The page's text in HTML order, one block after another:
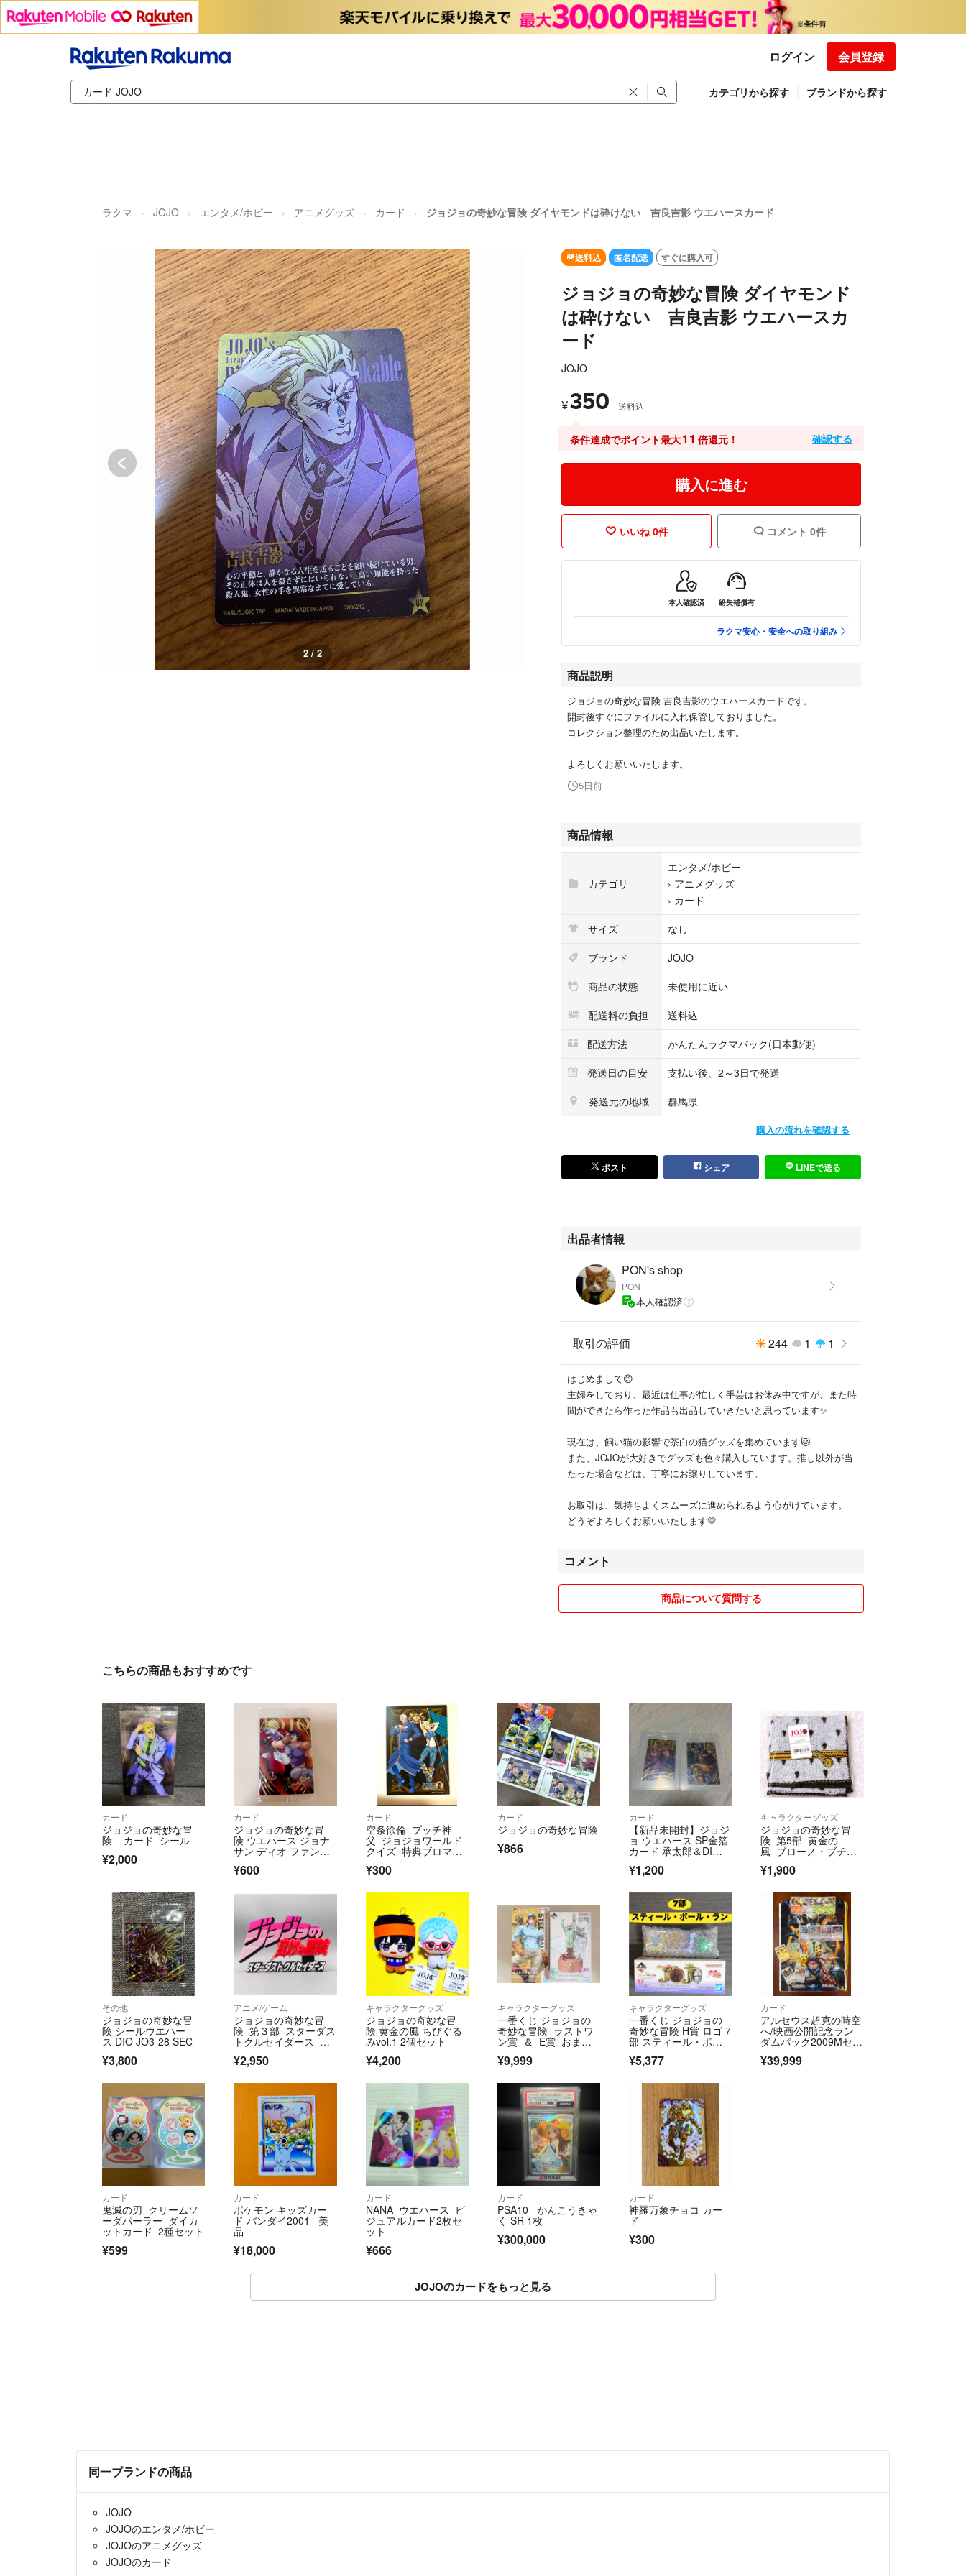
ログイン 会員登録
カテゴリから探す ブランドから探す
ラクマ JOJO エンタメ/ホビー アニメグッズ カード ジョジョの奇妙な冒険 ダイヤモンドは砕けない 吉良吉影 ウエハースカード
1 / 2
送料込 匿名配送 すぐに購入可
ジョジョの奇妙な冒険 ダイヤモンド
は砕けない 吉良吉影 ウエハースカ
ード
JOJO
¥350 送料込
条件達成でポイント最大11 倍還元！ 確認する
購入に進む
いいね 0件 コメント 0件
本人確認済 紛失補償有
ラクマ安心・安全への取り組み
商品説明
ジョジョの奇妙な冒険 吉良吉影のウエハースカードです。
開封後すぐにファイルに入れ保管しておりました。
コレクション整理のため出品いたします。
よろしくお願いいたします。
5日前
商品情報
カテゴリ
エンタメ/ホビー
› アニメグッズ
› カード
サイズ
なし
ブランド
JOJO
商品の状態
未使用に近い
配送料の負担
送料込
配送方法
かんたんラクマパック(日本郵便)
発送日の目安
支払い後、2～3日で発送
発送元の地域
群馬県
購入の流れを確認する
ポスト シェア LINEで送る
出品者情報
PON's shop
PON
本人確認済
取引の評価 244 1 1
はじめまして😊
主婦をしており、最近は仕事が忙しく手芸はお休み中ですが、また時
間ができたら作った作品も出品していきたいと思っています✨
現在は、飼い猫の影響で茶白の猫グッズを集めています🐱
また、JOJOが大好きでグッズも色々購入しています。推し以外が当
たった場合などは、丁寧にお譲りしています。
お取引は、気持ちよくスムーズに進められるよう心がけています。
どうぞよろしくお願いいたします💛
コメント
商品について質問する
こちらの商品もおすすめです
カード
ジョジョの奇妙な冒
険 カード シール
¥2,000
カード
ジョジョの奇妙な冒
険 ウエハース ジョナ
サン ディオ ファント
¥600
カード
空条徐倫 プッチ神
父 ジョジョワールド
クイズ 特典ブロマイ
ン
¥300
カード
ジョジョの奇妙な冒険
¥866
カード
【新品未開封】ジョジ
ョ ウエハース SP金箔
カード 承太郎＆DI
ボロ 2枚セット
¥1,200
キャラクターグッズ
ジョジョの奇妙な冒
険 第5部 黄金の
風 ブローノ・ブチャ
チ
¥1,900
その他
ジョジョの奇妙な冒
険 シールウエハー
ス DIO JO3-28 SEC
¥3,800
アニメ/ゲーム
ジョジョの奇妙な冒
険 第３部 スターダス
トクルセイダース ロ
ゴフィギュア
¥2,950
キャラクターグッズ
ジョジョの奇妙な冒
険 黄金の風 ちびぐる
みvol.1 2個セット
¥4,200
キャラクターグッズ
一番くじ ジョジョの
奇妙な冒険 ラストワ
ン賞 ＆ E賞 おまけ
付き
¥9,999
キャラクターグッズ
一番くじ ジョジョの
奇妙な冒険 H賞 ロゴ 7
部 スティール・ボー
ル・ラン
¥5,377
カード
アルセウス超克の時空
へ/映画公開記念ラン
ダムパック2009Mセッ
ト ポケカDPt
¥39,999
カード
鬼滅の刃 クリームソ
ーダパーラー ダイカ
ットカード 2種セット
¥599
カード
ポケモン キッズカー
ド バンダイ2001 美
品
¥18,000
カード
NANA ウエハース ビ
ジュアルカード2枚セ
ット
¥666
カード
PSA10 かんこうきゃ
く SR 1枚
¥300,000
カード
神羅万象チョコ カー
ド
¥300
JOJOのカードをもっと見る
同一ブランドの商品
JOJO
JOJOのエンタメ/ホビー
JOJOのアニメグッズ
JOJOのカード